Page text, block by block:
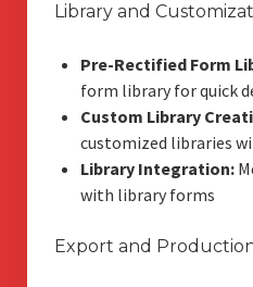
Library and
Pre-Rectified Form
form library for quick
Custom Library
customized libraries
Library Integration:
with library forms
Export and